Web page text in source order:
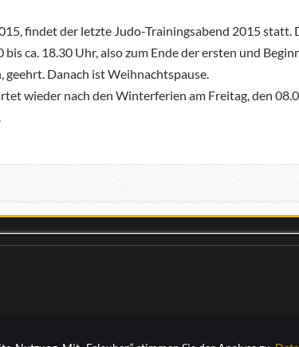
findet der letzte Judo-Trainingsabend 2015
ca. 18.30 Uhr, also zum Ende der ersten und
geehrt. Danach ist Weihnachtspause.
wieder nach den Winterferien am Freitag, den